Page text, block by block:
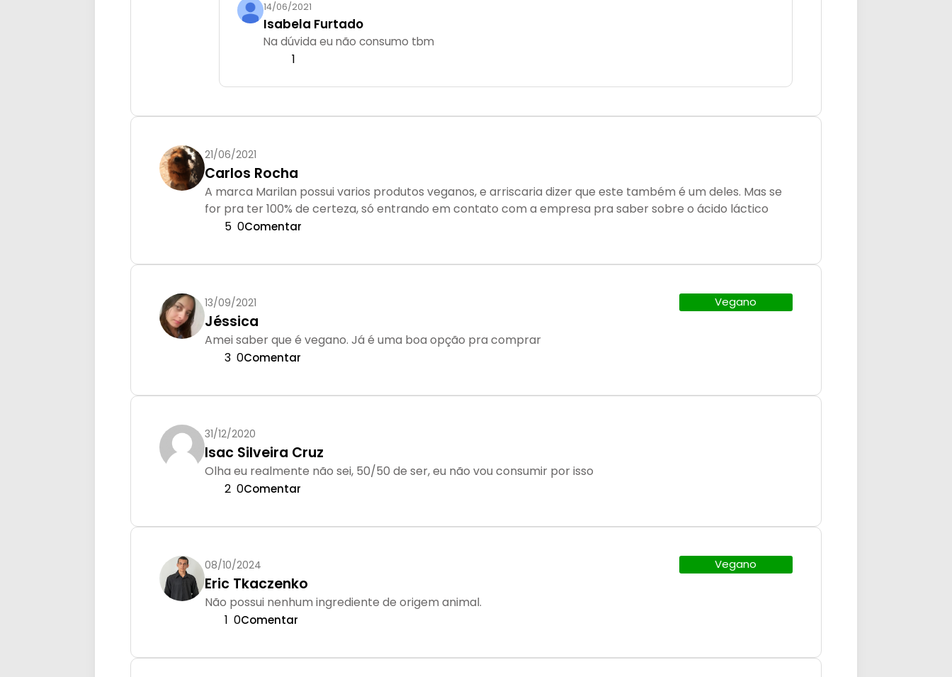
14/06/2021
Isabela Furtado
Na dúvida eu não consumo tbm
1
21/06/2021
Carlos Rocha
A marca Marilan possui varios produtos veganos, e arriscaria dizer que este também é um deles. Mas se
for pra ter 100% de certeza, só entrando em contato com a empresa pra saber sobre o ácido láctico
5 0Comentar
13/09/2021
Jéssica
Amei saber que é vegano. Já é uma boa opção pra comprar
Vegano
3 0Comentar
31/12/2020
Isac Silveira Cruz
Olha eu realmente não sei, 50/50 de ser, eu não vou consumir por isso
2 0Comentar
08/10/2024
Eric Tkaczenko
Não possui nenhum ingrediente de origem animal.
Vegano
1 0Comentar